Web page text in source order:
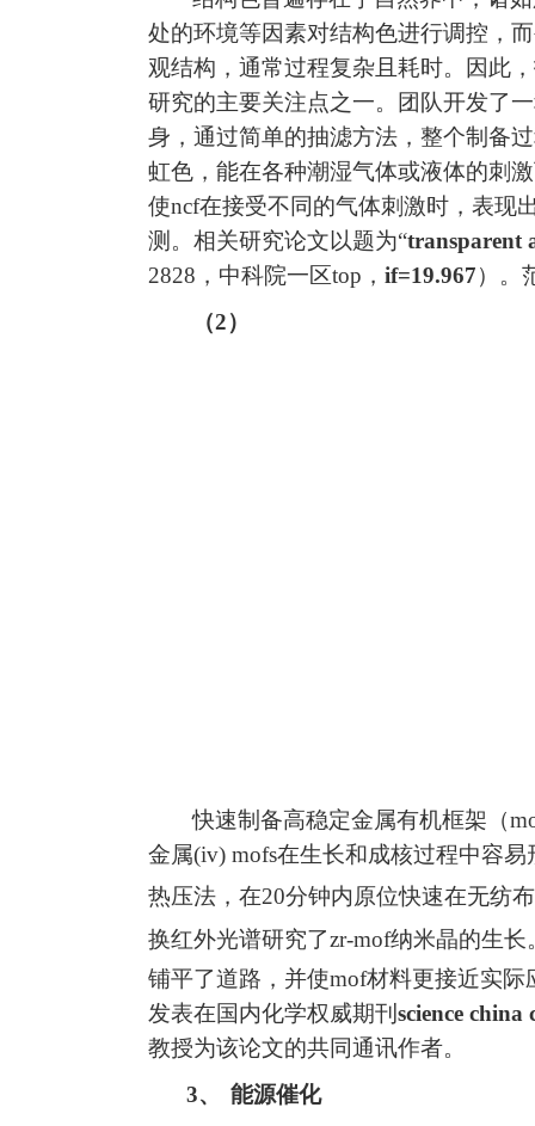
处的环境等因素对结构色进行调控，
观结构，通常过程复杂且耗时。因此
研究的主要关注点之一。团队开发了
身，通过简单的抽滤方法，整个制备
虹色，能在各种潮湿气体或液体的刺
使ncf在接受不同的气体刺激时，表现
测。相关研究论文以题为“transparent
2828 ，中科院一区top ， if=19.967）。
（2）
快速制备高稳定金属有机框架（
金属(iv) mofs在生长和成核过程中容
热压法，在20分钟内原位快速在无纺
换红外光谱研究了zr-mof纳米晶的生长
铺平了道路，并使mof材料更接近实际
发表在国内化学权威期刊 science
教授为该论文的共同通讯作者。
3、
能源催化